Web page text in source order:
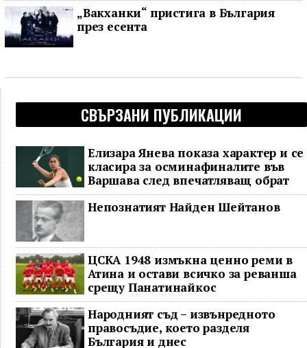
„Вакханки“ пристига в България
през есента
СВЪРЗАНИ ПУБЛИКАЦИИ
Елизара Янева показа характер и се
класира за осминафиналите във
Варшава след впечатляващ обрат
Непознатият Найден Шейтанов
ЦСКА 1948 измъкна ценно реми в
Атина и остави всичко за реванша
срещу Панатинайкос
Народният съд – извънредното
правосъдие, което разделя
България и днес